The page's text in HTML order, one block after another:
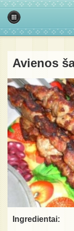
Avienos
Ingredientai: